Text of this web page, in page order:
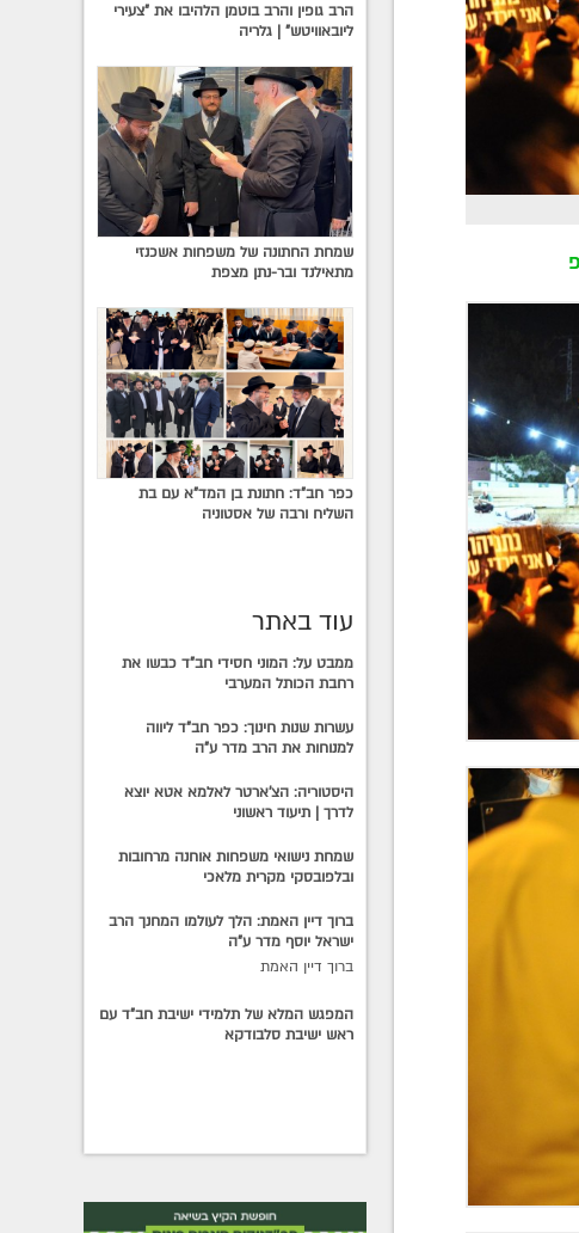
הרב גופין והרב בוטמן הלהיבו את "צעירי
ליובאוויטש" | גלריה
שמחת החתונה של משפחות אשכנזי
מתאילנד ובר-נתן מצפת
כפר חב"ד: חתונת בן המד"א עם בת
השליח ורבה של אסטוניה
עוד באתר
ממבט על: המוני חסידי חב"ד כבשו את
רחבת הכותל המערבי
עשרות שנות חינוך: כפר חב"ד ליווה
למנוחות את הרב מדר ע"ה
היסטוריה: הצ'ארטר לאלמא אטא יוצא
לדרך | תיעוד ראשוני
שמחת נישואי משפחות אוחנה מרחובות
ובלפובסקי מקרית מלאכי
ברוך דיין האמת: הלך לעולמו המחנך הרב
ישראל יוסף מדר ע"ה
ברוך דיין האמת
המפגש המלא של תלמידי ישיבת חב"ד עם
ראש ישיבת סלבודקא